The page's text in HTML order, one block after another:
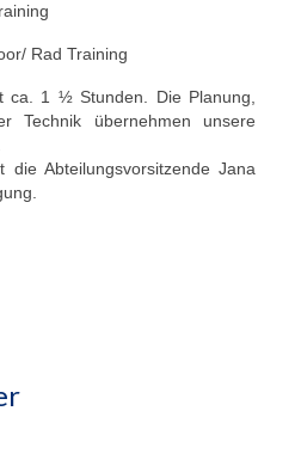
Rad Training
ca. 1 ½ Stunden. Die Planung,
Technik übernehmen unsere
die Abteilungsvorsitzende Jana